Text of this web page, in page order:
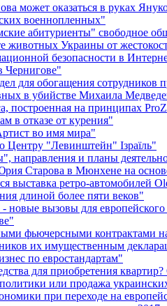
может оказаться в руках
военнопленных"
абитуриенты" свободное
животных Украины от
безопасности в
Чернигове"
для обогащения сотрудников
в убийстве Михаила
построенная на принципах
в отказе от курения"
во имя мира"
Центру "Левинштейн" Ізраїль"
направления и планы
Старова в Мюнхене на
выставка ретро-автомобилей
длиной более пяти веков"
вызовы для европейского
фьючерсными контрактами
их имущественным
по евростандартам"
для приобретения квартир?
или продажа
при переходе на